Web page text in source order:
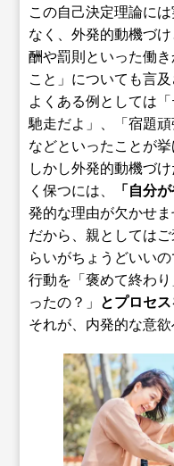
この自己決定理論に
なく、外発的動機づ
酬や罰則といった働
こと」についても言及
よくある例としては
馳走だよ」、「宿題
などといったことが挙
しかし外発的動機づ
く保つには、
「自分
発的な理由が欠かせま
だから、親としては
らいがちょうどいいの
行動を「褒めて終わ
ったの？」 とプロセ
それが、内発的な意欲